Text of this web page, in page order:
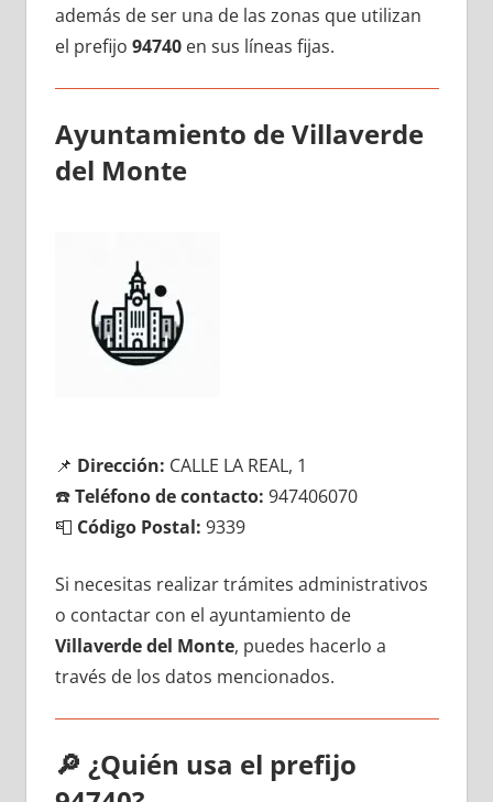
además dе ser una dе las zonas quе utilizan
el prefijo 94740en sus líneas fijas.
Ayuntamiento dе Villaverde
del Monte
📌 Dirección: CALLE LA REAL, 1
☎️Teléfono dе contacto: 947406070
📮 Código Postal: 9339
Si necesitas realizar trámites administrativos
ο contactar сοn el ayuntamiento dе
Villaverde del Monte, puedes hacerlo а
través dе los datos mencionados.
🔎 ¿Quién usa el prefijo